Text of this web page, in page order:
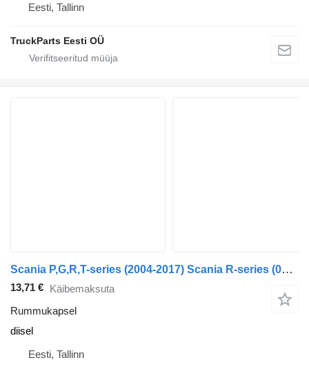
Eesti, Tallinn
TruckParts Eesti OÜ
Scania P,G,R,T-series (2004-2017) Scania R-series (01.04-)
13,71 € Käibemaksuta
Rummukapsel
diisel
Eesti, Tallinn